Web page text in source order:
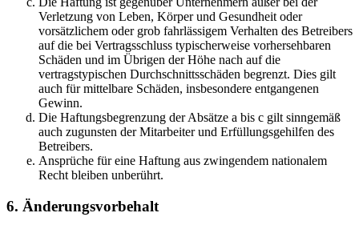
Verletzung von Leben, Körper und Gesundheit oder
vorsätzlichem oder grob fahrlässigem Verhalten des Betreibers
auf die bei Vertragsschluss typischerweise vorhersehbaren
Schäden und im Übrigen der Höhe nach auf die
vertragstypischen Durchschnittsschäden begrenzt. Dies gilt
auch für mittelbare Schäden, insbesondere entgangenen
Gewinn.
Die Haftungsbegrenzung der Absätze a bis c gilt sinngemäß
auch zugunsten der Mitarbeiter und Erfüllungsgehilfen des
Betreibers.
Ansprüche für eine Haftung aus zwingendem nationalem
Recht bleiben unberührt.
6. Änderungsvorbehalt